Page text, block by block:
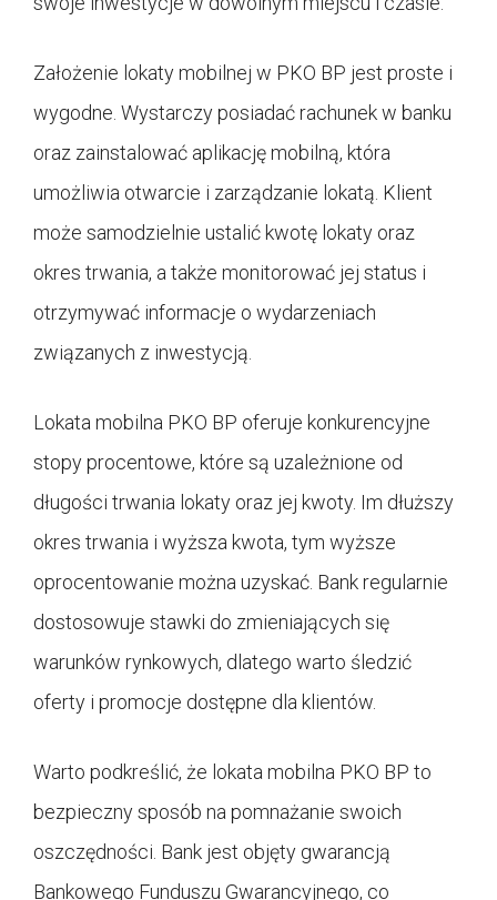
Założenie lokaty mobilnej w PKO BP jest proste i
wygodne. Wystarczy posiadać rachunek w banku
oraz zainstalować aplikację mobilną, która
umożliwia otwarcie i zarządzanie lokatą. Klient
może samodzielnie ustalić kwotę lokaty oraz
okres trwania, a także monitorować jej status i
otrzymywać informacje o wydarzeniach
związanych z inwestycją.
Lokata mobilna PKO BP oferuje konkurencyjne
stopy procentowe, które są uzależnione od
długości trwania lokaty oraz jej kwoty. Im dłuższy
okres trwania i wyższa kwota, tym wyższe
oprocentowanie można uzyskać. Bank regularnie
dostosowuje stawki do zmieniających się
warunków rynkowych, dlatego warto śledzić
oferty i promocje dostępne dla klientów.
Warto podkreślić, że lokata mobilna PKO BP to
bezpieczny sposób na pomnażanie swoich
oszczędności. Bank jest objęty gwarancją
Bankowego Funduszu Gwarancyjnego, co